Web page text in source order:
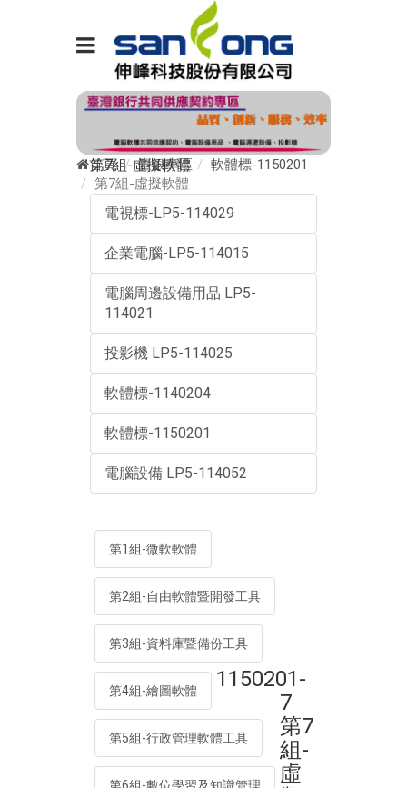
首頁 臺銀專區
軟體標-1150201
第7組-虛擬軟體
第7組-虛擬軟體
電視標-LP5-114029
企業電腦-LP5-114015
電腦周邊設備用品 LP5-
114021
投影機 LP5-114025
軟體標-1140204
軟體標-1150201
電腦設備 LP5-114052
第1組-微軟軟體
第2組-自由軟體暨開發工具
第3組-資料庫暨備份工具
第4組-繪圖軟體
第5組-行政管理軟體工具
1150201-
7
第7
組-
虛